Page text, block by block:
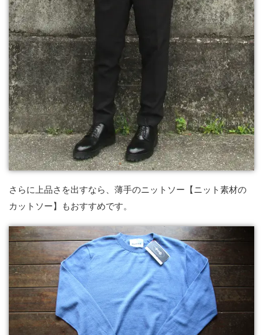
さらに上品さを出すなら、薄手のニットソー【ニット素材の
カットソー】もおすすめです。